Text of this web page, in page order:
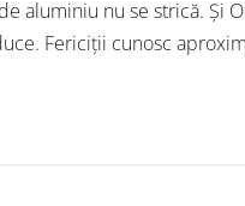
aluminiu nu se strică. Și
Fericiții cunosc